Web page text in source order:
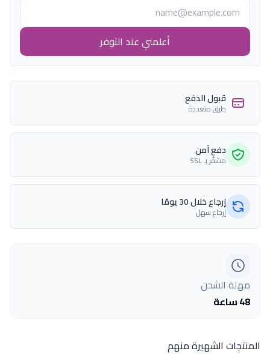
أعلمني عند التوفر
قبول الدفع
طرق متعددة
دفع آمن
مشفّر بـ SSL
إرجاع خلال 30 يومًا
إرجاع سهل
مهلة الشحن
48 ساعة
المنتجات الشهيرة منهم